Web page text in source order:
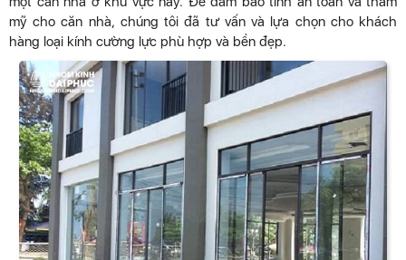
mỹ cho căn nhà, chúng tôi đã tư vấn và lựa chọn cho khách
hàng loại kính cường lực phù hợp và bền đẹp.